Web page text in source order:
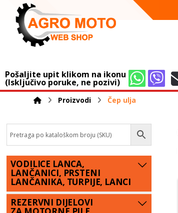
Pošaljite upit klikom na ikonu
(Isključivo poruke, ne pozivi)
Proizvodi Čep ulja
VODILICE LANCA,
LANČANICI, PRSTENI
LANČANIKA, TURPIJE, LANCI
REZERVNI DIJELOVI